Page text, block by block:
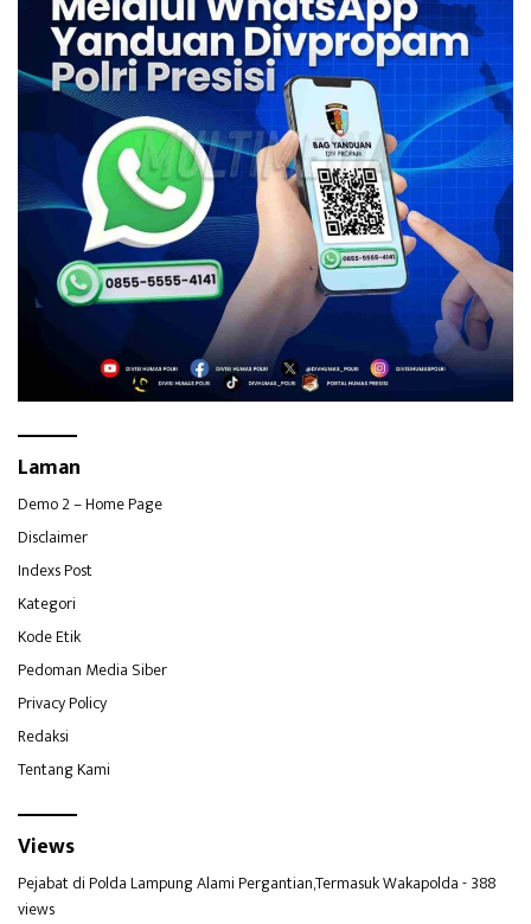
Laman
Demo 2 – Home Page
Disclaimer
Indexs Post
Kategori
Kode Etik
Pedoman Media Siber
Privacy Policy
Redaksi
Tentang Kami
Views
Pejabat di Polda Lampung Alami Pergantian,Termasuk Wakapolda- 388
views